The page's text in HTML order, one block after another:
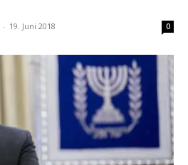
- 19. Juni 2018 0